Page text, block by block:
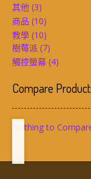
其他 (3)
商品 (10)
教學 (10)
樹莓派 (7)
觸控螢幕 (4)
Compare
Nothing to